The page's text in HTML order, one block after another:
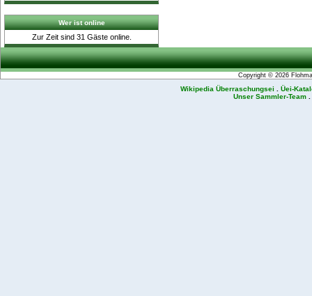
Wer ist online
Zur Zeit sind 31 Gäste online.
Copyright © 2026
Wikipedia Überraschungsei
Üei-
Unser Sammler-Team